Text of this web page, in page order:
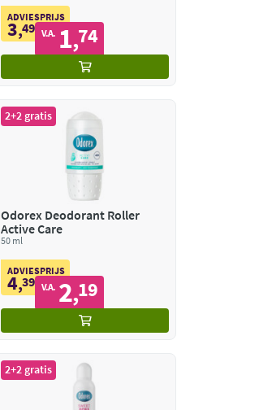
ADVIESPRIJS
3,49 V.A. 1,74
2+2 gratis
Odorex Deodorant Roller
Active Care
50 ml
ADVIESPRIJS
4,39 V.A. 2,19
2+2 gratis